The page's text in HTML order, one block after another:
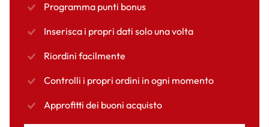
Programma punti bonus
Inserisca i propri dati solo una volta
Riordini facilmente
Controlli i propri ordini in ogni momento
Approfitti dei buoni acquisto